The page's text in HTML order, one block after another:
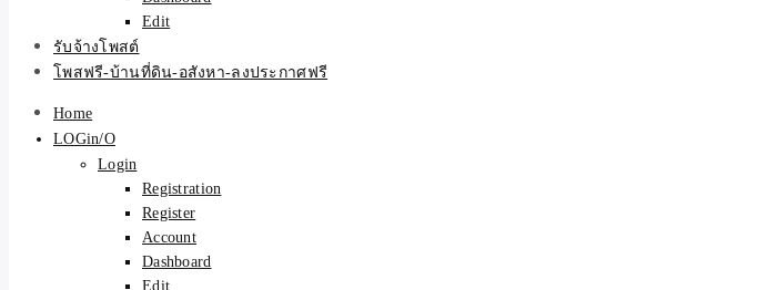
Edit
รับจ้างโพสต์
โพสฟรี-บ้านที่ดิน-อสังหา-ลงประกาศฟรี
Home
LOGin/O
Login
Registration
Register
Account
Dashboard
Edit